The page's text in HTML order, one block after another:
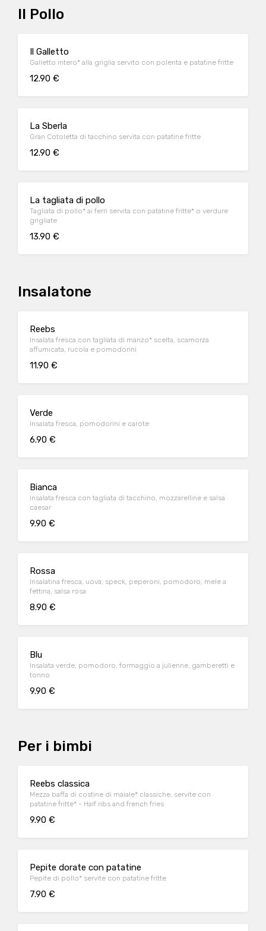
Il Pollo
Il Galletto
Galletto intero* alla griglia servito con polenta e patatine fritte
12.90 €
La Sberla
Gran Cotoletta di tacchino servita con patatine fritte
12.90 €
La tagliata di pollo
Tagliata di pollo* ai ferri servita con patatine fritte* o verdure
grigliate
13.90 €
Insalatone
Reebs
Insalata fresca con tagliata di manzo* scelta, scamorza
affumicata, rucola e pomodorini
11.90 €
Verde
Insalata fresca, pomodorini e carote
6.90 €
Bianca
Insalata fresca con tagliata di tacchino, mozzarelline e salsa
caesar
9.90 €
Rossa
Insalatina fresca, uova, speck, peperoni, pomodoro, mele a
fettina, salsa rosa
8.90 €
Blu
Insalata verde, pomodoro, formaggio a julienne, gamberetti e
tonno
9.90 €
Per i bimbi
Reebs classica
Mezza baffa di costine di maiale* classiche, servite con
patatine fritte* - Half ribs and french fries
9.90 €
Pepite dorate con patatine
Pepite di pollo* servite con patatine fritte
7.90 €